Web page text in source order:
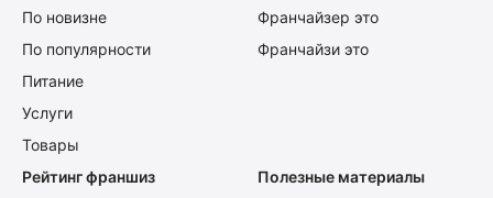
По новизне
По популярности
Питание
Услуги
Товары
Франчайзер это
Франчайзи это
Рейтинг франшиз
Полезные материалы